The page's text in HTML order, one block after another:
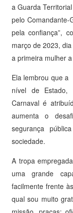
a Guarda
pelo Comandante-
pela confiança”,
março de 2023,
a primeira mulher
Ela lembrou que a
nível de Estado,
Carnaval é
aumenta o
segurança
sociedade.
A tropa
uma grande
facilmente frente
qual sou muito